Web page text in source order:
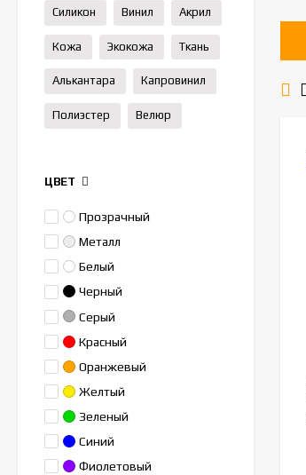
Силикон Винил Акрил
Кожа Экокожа Ткань
Алькантара Капровинил
Полиэстер Велюр
ЦВЕТ
Прозрачный
Металл
Белый
Черный
Серый
Красный
Оранжевый
Желтый
Зеленый
Синий
Фиолетовый